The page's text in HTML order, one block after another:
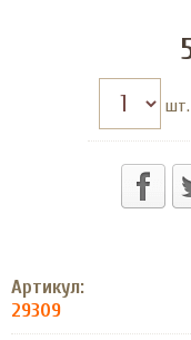
шт.
Артикул:
29309